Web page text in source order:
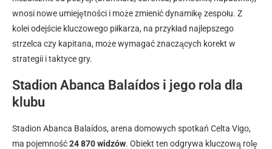
wnosi nowe umiejętności i może zmienić dynamikę zespołu. Z
kolei odejście kluczowego piłkarza, na przykład najlepszego
strzelca czy kapitana, może wymagać znaczących korekt w
strategii i taktyce gry.
Stadion Abanca Balaídos i jego rola dla
klubu
Stadion Abanca Balaídos, arena domowych spotkań Celta Vigo,
ma pojemność24 870 widzów. Obiekt ten odgrywa kluczową rolę